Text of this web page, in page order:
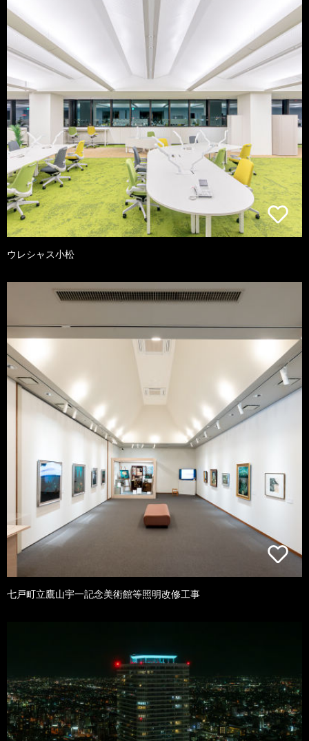
ウレシャス小松
七戸町立鷹山宇一記念美術館等照明改修工事